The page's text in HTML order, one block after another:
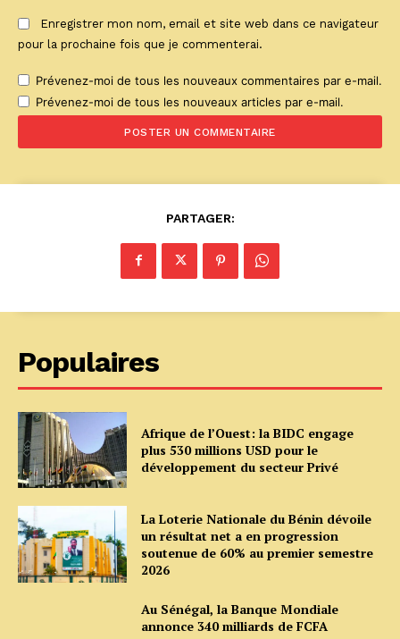
Enregistrer mon nom, email et site web dans ce navigateur
pour la prochaine fois que je commenterai.
Prévenez-moi de tous les nouveaux commentaires par e-mail.
Prévenez-moi de tous les nouveaux articles par e-mail.
PARTAGER:
Populaires
Afrique de l’Ouest: la BIDC engage
plus 530 millions USD pour le
développement du secteur Privé
La Loterie Nationale du Bénin dévoile
un résultat net a en progression
soutenue de 60% au premier semestre
2026
Au Sénégal, la Banque Mondiale
annonce 340 milliards de FCFA